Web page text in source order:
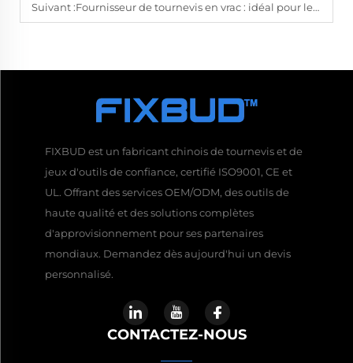
Suivant :Fournisseur de tournevis en vrac : idéal pour les magasins de quincaillerie et les grands projets
FIXBUD est un fabricant chinois de tournevis et de
jeux d'outils de confiance, certifié ISO9001, CE et
UL. Offrant des services OEM/ODM, des outils de
haute qualité et des solutions complètes
d'approvisionnement pour ses partenaires
mondiaux. Demandez dès aujourd'hui un devis
personnalisé.
CONTACTEZ-NOUS